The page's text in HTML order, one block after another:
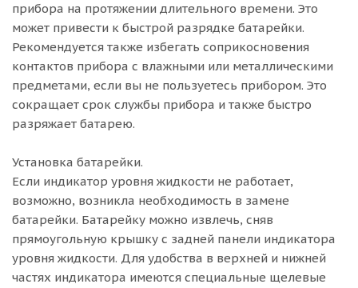
прибора на протяжении длительного времени. Это
может привести к быстрой разрядке батарейки.
Рекомендуется также избегать соприкосновения
контактов прибора с влажными или металлическими
предметами, если вы не пользуетесь прибором. Это
сокращает срок службы прибора и также быстро
разряжает батарею.
Установка батарейки.
Если индикатор уровня жидкости не работает,
возможно, возникла необходимость в замене
батарейки. Батарейку можно извлечь, сняв
прямоугольную крышку с задней панели индикатора
уровня жидкости. Для удобства в верхней и нижней
частях индикатора имеются специальные щелевые